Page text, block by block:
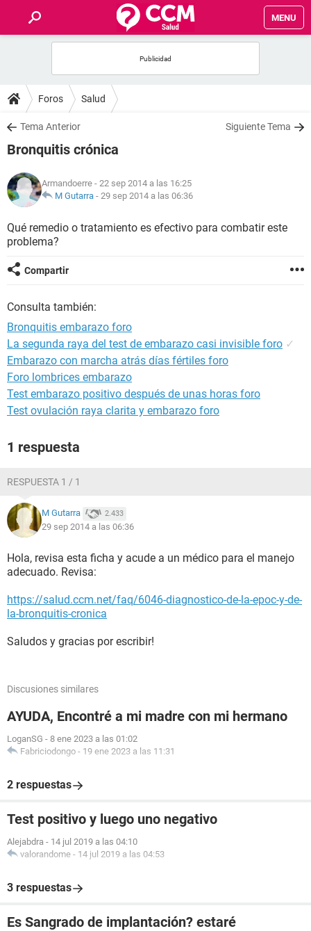
MENU
FOROS
SALUD
FAMILIA
NUTRICIÓN
BIENESTAR
SEXUALIDAD
GLOSARIO
Foros Salud
Tema Anterior Siguiente Tema
Bronquitis crónica
Armandoerre - 22 sep 2014 a las 16:25
M Gutarra - 29 sep 2014 a las 06:36
Qué remedio o tratamiento es efectivo para combatir este
problema?
Compartir
Consulta también:
Bronquitis embarazo foro
La segunda raya del test de embarazo casi invisible foro ✓
Embarazo con marcha atrás días fértiles foro
Foro lombrices embarazo
Test embarazo positivo después de unas horas foro
Test ovulación raya clarita y embarazo foro
1 respuesta
RESPUESTA 1 / 1
M Gutarra 2.433
29 sep 2014 a las 06:36
Hola, revisa esta ficha y acude a un médico para el manejo
adecuado. Revisa:
https://salud.ccm.net/faq/6046-diagnostico-de-la-epoc-y-de-
la-bronquitis-cronica
Saludos y gracias por escribir!
Discusiones similares
AYUDA, Encontré a mi madre con mi hermano
LoganSG - 8 ene 2023 a las 01:02
Fabriciodongo - 19 ene 2023 a las 11:31
2 respuestas
Test positivo y luego uno negativo
Alejabdra - 14 jul 2019 a las 04:10
valorandome - 14 jul 2019 a las 04:53
3 respuestas
Es Sangrado de implantación? estaré